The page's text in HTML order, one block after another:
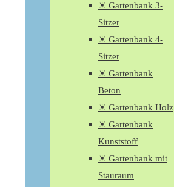
☀ Gartenbank 3-
Sitzer
☀ Gartenbank 4-
Sitzer
☀ Gartenbank
Beton
☀ Gartenbank Holz
☀ Gartenbank
Kunststoff
☀ Gartenbank mit
Stauraum